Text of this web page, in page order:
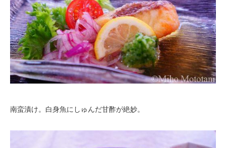
南蛮漬け。白身魚にしゅんだ甘酢が絶妙。